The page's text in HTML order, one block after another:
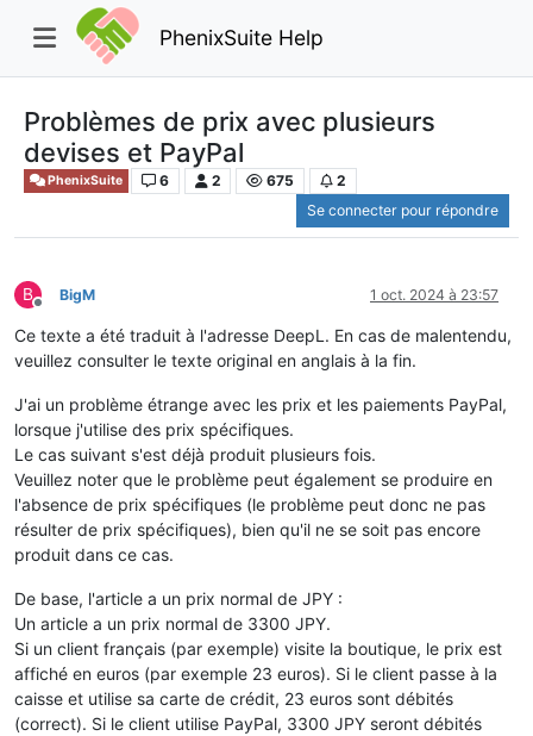
PhenixSuite Help
Problèmes de prix avec plusieurs
devises et PayPal
PhenixSuite 6 2 675
2
Se connecter pour répondre
B
Hors-ligne
BigM 1 oct. 2024 à 23:57
Ce texte a été traduit à l'adresse DeepL. En cas de malentendu,
veuillez consulter le texte original en anglais à la fin.
J'ai un problème étrange avec les prix et les paiements PayPal,
lorsque j'utilise des prix spécifiques.
Le cas suivant s'est déjà produit plusieurs fois.
Veuillez noter que le problème peut également se produire en
l'absence de prix spécifiques (le problème peut donc ne pas
résulter de prix spécifiques), bien qu'il ne se soit pas encore
produit dans ce cas.
De base, l'article a un prix normal de JPY :
Un article a un prix normal de 3300 JPY.
Si un client français (par exemple) visite la boutique, le prix est
affiché en euros (par exemple 23 euros). Si le client passe à la
caisse et utilise sa carte de crédit, 23 euros sont débités
(correct). Si le client utilise PayPal, 3300 JPY seront débités